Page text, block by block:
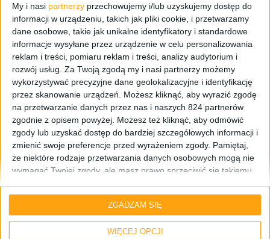
My i nasi partnerzy przechowujemy i/lub uzyskujemy dostęp do
informacji w urządzeniu, takich jak pliki cookie, i przetwarzamy
dane osobowe, takie jak unikalne identyfikatory i standardowe
informacje wysyłane przez urządzenie w celu personalizowania
reklam i treści, pomiaru reklam i treści, analizy audytorium i
rozwój usług. Za Twoją zgodą my i nasi partnerzy możemy
wykorzystywać precyzyjne dane geolokalizacyjne i identyfikację
przez skanowanie urządzeń. Możesz kliknąć, aby wyrazić zgodę
na przetwarzanie danych przez nas i naszych 824 partnerów
zgodnie z opisem powyżej. Możesz też kliknąć, aby odmówić
zgody lub uzyskać dostęp do bardziej szczegółowych informacji i
zmienić swoje preferencje przed wyrażeniem zgody. Pamiętaj,
że niektóre rodzaje przetwarzania danych osobowych mogą nie
wymagać Twojej zgody, ale masz prawo sprzeciwić się takiemu
do tej witryny. Możesz w dowolnym momencie zmienić swoje
preferencje lub wycofać zgodę, wracając na tę stronę i klikając
przycisk "Prywatność" na dole strony.
WIĘCEJ OPCJI
ZGADZAM SIĘ
Samsung Galaxy Alpha pojawił się w FCC